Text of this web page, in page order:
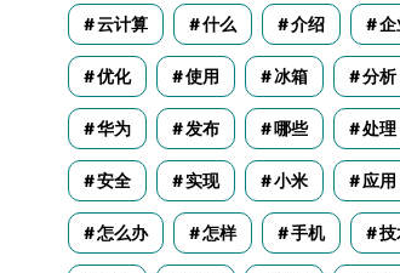
云计算 什么 介绍 企
优化 使用 冰箱 分析
华为 发布 哪些 处理
安全 实现 小米 应用
怎么办 怎样 手机 技